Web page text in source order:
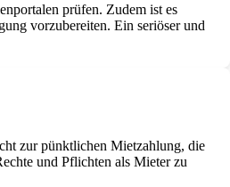
prüfen. Zudem ist es
vorzubereiten. Ein seriöser und
zur pünktlichen Mietzahlung, die
und Pflichten als Mieter zu